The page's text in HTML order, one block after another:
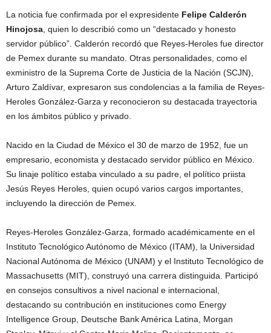
La noticia fue confirmada por el expresidente Felipe Calderón
Hinojosa, quien lo describió como un “destacado y honesto
servidor público”. Calderón recordó que Reyes-Heroles fue director
de Pemex durante su mandato. Otras personalidades, como el
exministro de la Suprema Corte de Justicia de la Nación (SCJN),
Arturo Zaldívar, expresaron sus condolencias a la familia de Reyes-
Heroles González-Garza y reconocieron su destacada trayectoria
en los ámbitos público y privado.
Nacido en la Ciudad de México el 30 de marzo de 1952, fue un
empresario, economista y destacado servidor público en México.
Su linaje político estaba vinculado a su padre, el político priista
Jesús Reyes Heroles, quien ocupó varios cargos importantes,
incluyendo la dirección de Pemex.
Reyes-Heroles González-Garza, formado académicamente en el
Instituto Tecnológico Autónomo de México (ITAM), la Universidad
Nacional Autónoma de México (UNAM) y el Instituto Tecnológico de
Massachusetts (MIT), construyó una carrera distinguida. Participó
en consejos consultivos a nivel nacional e internacional,
destacando su contribución en instituciones como Energy
Intelligence Group, Deutsche Bank América Latina, Morgan